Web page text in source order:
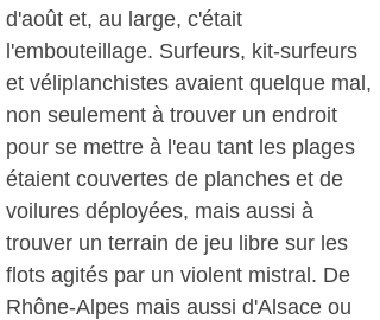
d'août et, au large, c'était
l'embouteillage. Surfeurs, kit-surfeurs
et véliplanchistes avaient quelque mal,
non seulement à trouver un endroit
pour se mettre à l'eau tant les plages
étaient couvertes de planches et de
voilures déployées, mais aussi à
trouver un terrain de jeu libre sur les
flots agités par un violent mistral. De
Rhône-Alpes mais aussi d'Alsace ou